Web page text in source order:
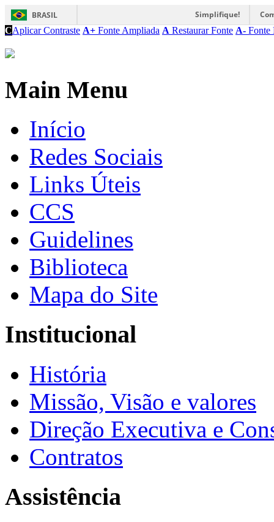
BRASIL Simplifique!
CAplicar Contraste A+ Fonte Ampliada A Restaurar Fonte A- Fonte
Main Menu
Início
Redes Sociais
Links Úteis
CCS
Guidelines
Biblioteca
Mapa do Site
Institucional
História
Missão, Visão e valores
Direção Executiva e
Contratos
Assistência